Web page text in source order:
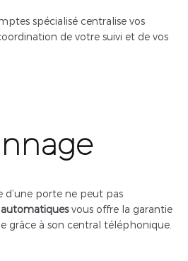
spécialisé centralise vos
de votre suivi et de vos
d’une porte ne peut pas
vous offre la garantie
grâce à son central téléphonique.